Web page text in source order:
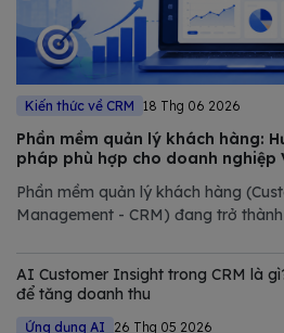
Kiến thức về CRM 18 Thg 06 2026
Phần mềm quản lý khách hàng:
pháp phù hợp cho doanh nghiệp
Phần mềm quản lý khách hàng
Management - CRM) đang trở
Trong bài viết này, Bizfly tổng hợp
giải pháp CRM tốt nhất
AI Customer Insight trong CRM là
để tăng doanh thu
Ứng dụng AI 26 Thg 05 2026